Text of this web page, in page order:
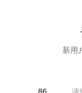
新用